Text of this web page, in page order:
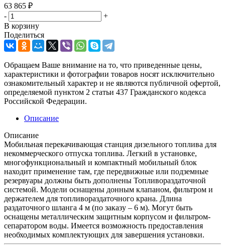
63 865 ₽
-
+
В корзину
Поделиться
Обращаем Ваше внимание на то, что приведенные цены,
характеристики и фотографии товаров носят исключительно
ознакомительный характер и не являются публичной офертой,
определяемой пунктом 2 статьи 437 Гражданского кодекса
Российской Федерации.
Описание
Описание
Мобильная перекачивающая станция дизельного топлива для
некоммерческого отпуска топлива. Легкий в установке,
многофункциональный и компактный мобильный блок
находит применение там, где передвижные или подземные
резервуары должны быть дополнены Топливораздаточной
системой. Модели оснащены донным клапаном, фильтром и
держателем для топливораздаточного крана. Длина
раздаточного шланга 4 м (по заказу – 6 м). Могут быть
оснащены металлическим защитным корпусом и фильтром-
сепаратором воды. Имеется возможность предоставления
необходимых комплектующих для завершения установки.